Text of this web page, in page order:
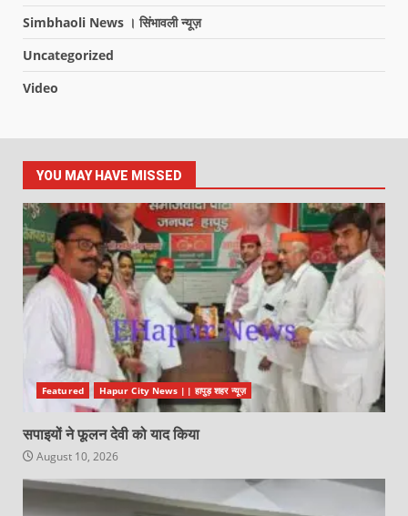
Simbhaoli News । सिंभावली न्यूज़
Uncategorized
Video
YOU MAY HAVE MISSED
Featured Hapur City News || हापुड़ शहर न्यूज़
सपाइयों ने फूलन देवी को याद किया
August 10, 2026